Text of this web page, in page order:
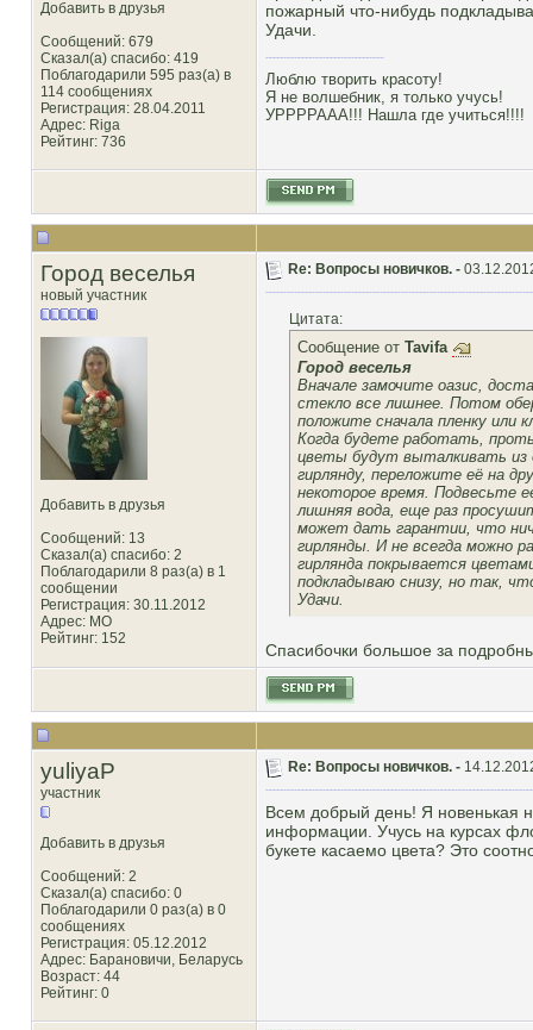
Добавить в друзья
Сообщений: 679
Сказал(а) спасибо: 419
Поблагодарили 595 раз(а) в
114 сообщениях
Регистрация: 28.04.2011
Адрес: Riga
Рейтинг: 736
пожарный что-нибудь
Удачи.
Люблю творить красоту!
Я не волшебник, я только учусь!
УРРРРААА!!! Нашла где учиться!!!!
Город веселья
новый участник
Добавить в друзья
Сообщений: 13
Сказал(а) спасибо: 2
Поблагодарили 8 раз(а) в 1
сообщении
Регистрация: 30.11.2012
Адрес: МО
Рейтинг: 152
Re: Вопросы новичков. -
Цитата:
Сообщение от Tavifa
Город веселья
Вначале замочите оазис,
стекло все лишнее. Потом
положите сначала пленку или
Когда будете работать,
цветы будут выталкивать из
гирлянду, переложите её на
некоторое время. Подвесьте
лишняя вода, еще раз
может дать гарантии, что
гирлянды. И не всегда можно
гирлянда покрывается
подкладываю снизу, но так,
Удачи.
Спасибочки большое за
yuliyaP
участник
Добавить в друзья
Сообщений: 2
Сказал(а) спасибо: 0
Поблагодарили 0 раз(а) в 0
сообщениях
Регистрация: 05.12.2012
Адрес: Барановичи, Беларусь
Возраст: 44
Рейтинг: 0
Re: Вопросы новичков. -
Всем добрый день! Я новенькая
информации. Учусь на курсах
букете касаемо цвета? Это